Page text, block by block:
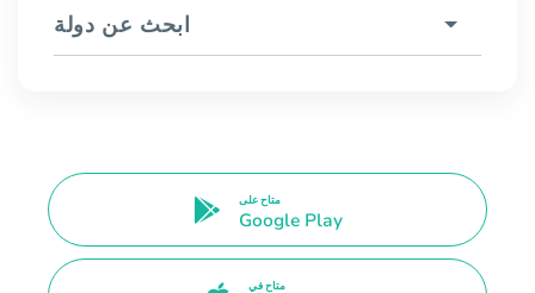
ابحث عن دولة
متاح على
Google Play
متاح في